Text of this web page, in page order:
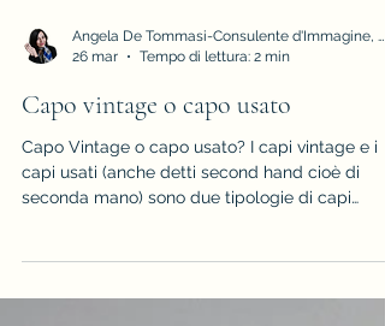
Tempo di lettura: 2 min
Capo vintage o capo usato
seconda mano) sono due tipologie di capi